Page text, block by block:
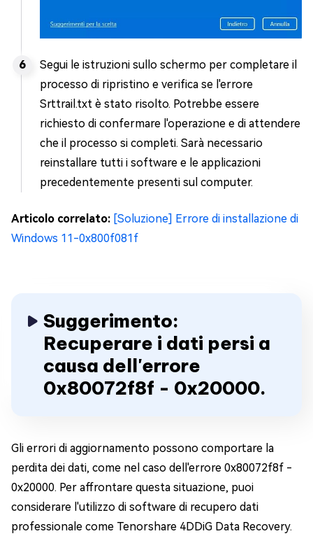
Segui le istruzioni sullo schermo per completare il
processo di ripristino e verifica se l'errore
Srttrail.txt è stato risolto. Potrebbe essere
richiesto di confermare l'operazione e di attendere
che il processo si completi. Sarà necessario
reinstallare tutti i software e le applicazioni
precedentemente presenti sul computer.
Articolo correlato: [Soluzione] Errore di installazione di
Windows 11-0x800f081f
Suggerimento:
Recuperare i dati persi a
causa dell'errore
0x80072f8f - 0x20000.
Gli errori di aggiornamento possono comportare la
perdita dei dati, come nel caso dell'errore 0x80072f8f -
0x20000. Per affrontare questa situazione, puoi
considerare l'utilizzo di software di recupero dati
professionale come Tenorshare 4DDiG Data Recovery.